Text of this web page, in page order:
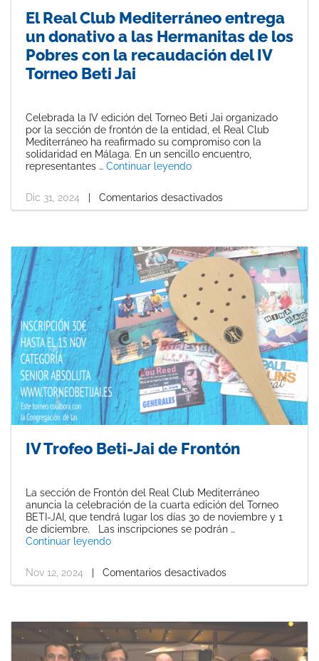
El Real Club Mediterráneo entrega
un donativo a las Hermanitas de los
Pobres con la recaudación del IV
Torneo Beti Jai
Celebrada la IV edición del Torneo Beti Jai organizado
por la sección de frontón de la entidad, el Real Club
Mediterráneo ha reafirmado su compromiso con la
solidaridad en Málaga. En un sencillo encuentro,
representantes … Continuar leyendo«El Real Club
Dic 31, 2024 Comentarios desactivados
IV Trofeo Beti-Jai de Frontón
La sección de Frontón del Real Club Mediterráneo
anuncia la celebración de la cuarta edición del Torneo
BETI-JAI, que tendrá lugar los días 30 de noviembre y 1
de diciembre. Las inscripciones se podrán …
Continuar leyendo«IV Trofeo Beti-Jai de Frontón»
Nov 12, 2024 Comentarios desactivados